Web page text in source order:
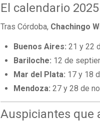
El calendario
Tras Córdoba, Chachingo
Buenos Aires: 21 y 22
Bariloche: 12 de
Mar del Plata: 17 y 18
Mendoza: 27 y 28 de
Auspiciantes que